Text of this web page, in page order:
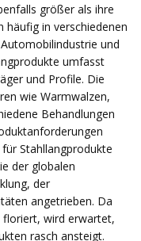
größer als ihre
häufig in verschiedenen
und
umfasst
und Profile. Die
wie Warmwalzen,
Behandlungen
Stahllangprodukte
der globalen
der
angetrieben. Da
floriert, wird erwartet,
rasch ansteigt.